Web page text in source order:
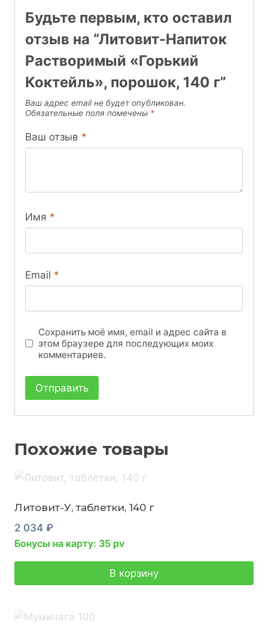
Будьте первым, кто оставил
отзыв на “Литовит-Напиток
Растворимый «Горький
Коктейль», порошок, 140 г”
Ваш адрес email не будет опубликован.
Обязательные поля помечены *
Ваш отзыв *
Имя *
Email *
Сохранить моё имя, email и адрес сайта в
этом браузере для последующих моих
комментариев.
Похожие товары
Литовит-У, таблетки, 140 г
2 034 ₽
Бонусы на карту: 35 pv
В корзину